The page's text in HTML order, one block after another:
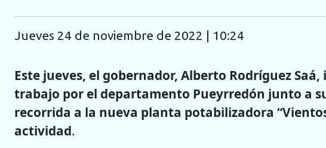
jueves 24 de noviembre de 2022 | 10:24
Este jueves, el gobernador, Alberto Rodríguez
trabajo por el departamento Pueyrredón junto a
recorrida a la nueva planta potabilizadora
actividad.